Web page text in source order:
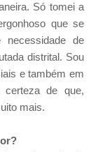
Só tomei a
que se
de
distrital. Sou
e também em
certeza de que,
mais.